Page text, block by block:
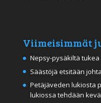
Viimeisimmät
Nepsy-pysäkiltä
Säästöjä etsitään
Petäjäveden lukiosta
lukiossa tehdään